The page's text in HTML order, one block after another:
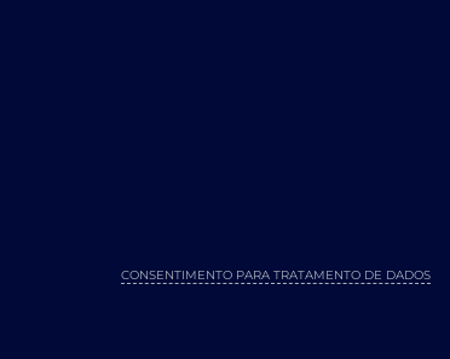
CONSENTIMENTO PARA TRATAMENTO DE DADOS